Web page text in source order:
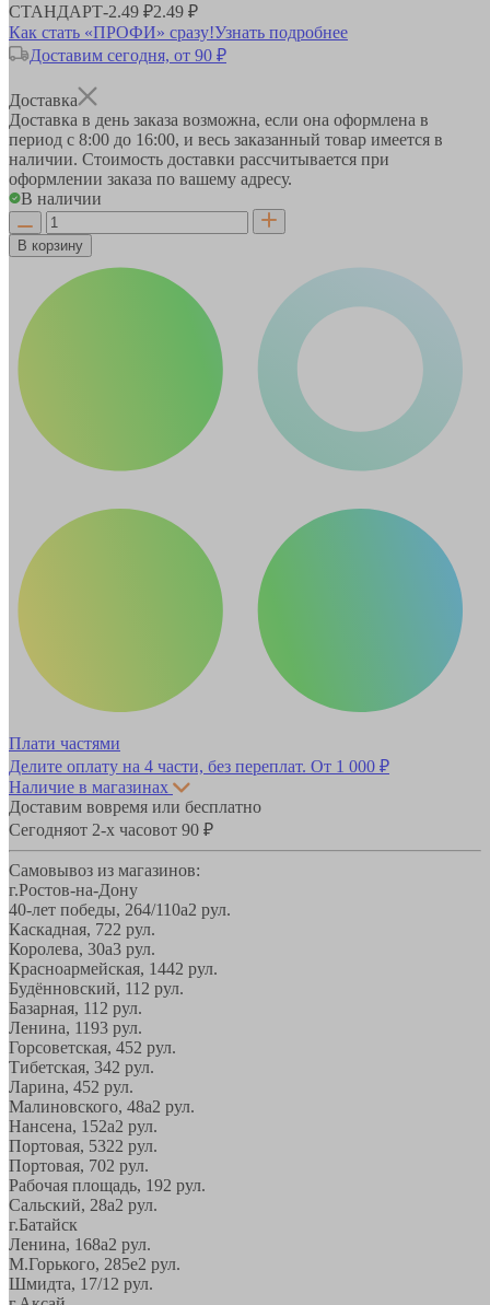
СТАНДАРТ-2.49 ₽2.49 ₽
Как стать «ПРОФИ» сразу!Узнать подробнее
Доставим сегодня, от 90 ₽
Доставка
Доставка в день заказа возможна, если она оформлена в
период с 8:00 до 16:00, и весь заказанный товар имеется в
наличии. Стоимость доставки рассчитывается при
оформлении заказа по вашему адресу.
В наличии
В корзину
Плати частями
Делите оплату на 4 части, без переплат. От 1 000 ₽
Наличие в магазинах
Доставим вовремя или бесплатно
Сегодняот 2-х часовот 90 ₽
Самовывоз из магазинов:
г.Ростов-на-Дону
40-лет победы, 264/110а2 рул.
Каскадная, 722 рул.
Королева, 30а3 рул.
Красноармейская, 1442 рул.
Будённовский, 11 2 рул.
Базарная, 11 2 рул.
Ленина, 1193 рул.
Горсоветская, 452 рул.
Тибетская, 342 рул.
Ларина, 452 рул.
Малиновского, 48а2 рул.
Нансена, 152а2 рул.
Портовая, 5322 рул.
Портовая, 702 рул.
Рабочая площадь, 192 рул.
Сальский, 28a2 рул.
г.Батайск
Ленина, 168а2 рул.
М.Горького, 285е2 рул.
Шмидта, 17/1 2 рул.